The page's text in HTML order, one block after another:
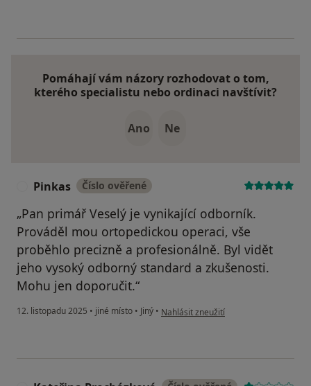
Pomáhají vám názory rozhodovat o tom,
kterého specialistu nebo ordinaci navštívit?
Ano Ne
Pinkas Číslo ověřené
„Pan primář Veselý je vynikající odborník.
Prováděl mou ortopedickou operaci, vše
proběhlo precizně a profesionálně. Byl vidět
jeho vysoký odborný standard a zkušenosti.
Mohu jen doporučit.“
12. listopadu 2025 • jiné místo • Jiný • podle názoru uživatele Pinkas
Nahlásit zneužití